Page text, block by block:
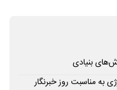
بنیادی
به مناسبت روز خبرنگار